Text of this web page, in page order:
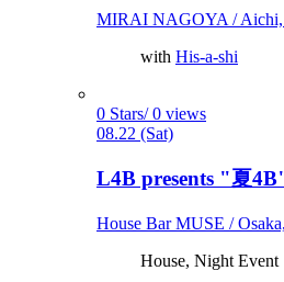
MIRAI NAGOYA / Aichi,
with His-a-shi
0 Stars/ 0 views
08.22 (Sat)
L4B presents "夏
House Bar MUSE / Osaka,
House, Night Event